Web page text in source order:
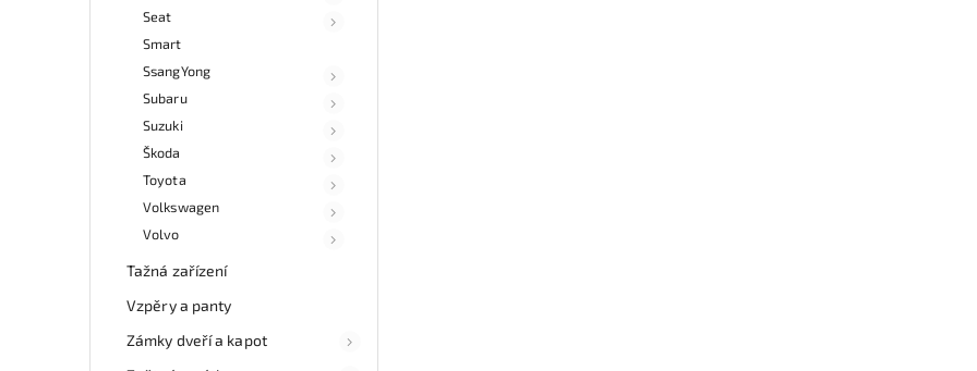
Seat
Smart
SsangYong
Subaru
Suzuki
Škoda
Toyota
Volkswagen
Volvo
Tažná zařízení
Vzpěry a panty
Zámky dveří a kapot